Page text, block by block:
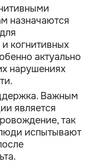
назначаются
когнитивных
актуально
нарушениях
Важным
является
так
испытывают